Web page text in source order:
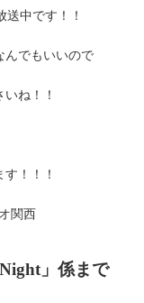
中です！！
んでもいいので
ね！！
！！！
関西
」係まで